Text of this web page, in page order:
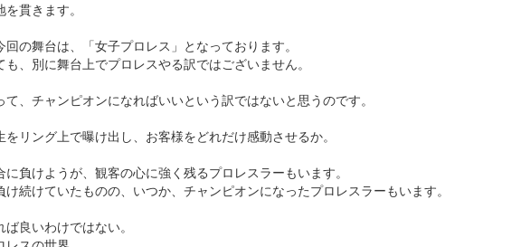
を貫きます。
回の舞台は、「女子プロレス」となっております。
も、別に舞台上でプロレスやる訳ではございません。
て、チャンピオンになればいいという訳ではないと思うのです。
をリング上で曝け出し、お客様をどれだけ感動させるか。
に負けようが、観客の心に強く残るプロレスラーもいます。
け続けていたものの、いつか、チャンピオンになったプロレスラーもいます。
ば良いわけではない。